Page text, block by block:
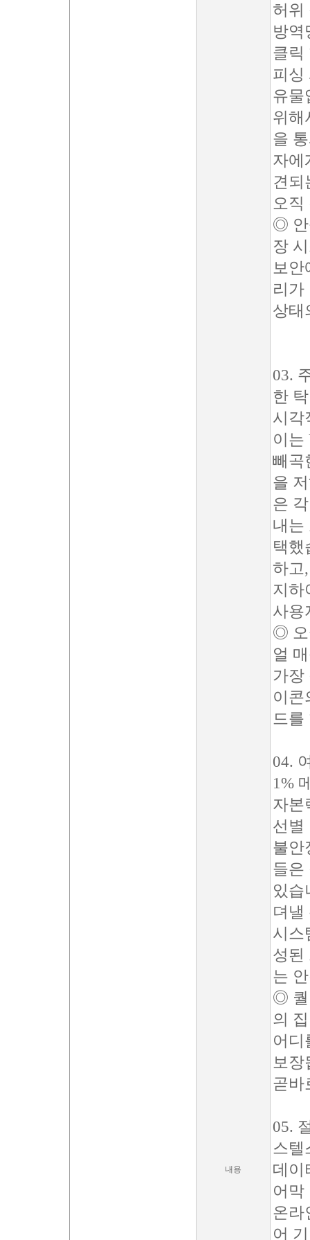
내용
허위
방역
클릭
피싱
유물
위해
을
자에
견되
오직
◎ 안
장
보
리가
상태
03.
한
시각
이는
빼곡
을
은
내는
택했
하고
지하
사용
◎ 오
얼
가장
이콘
드
04.
1%
자본
선별
불안
들은
있습
뎌낼
시스
성된
는
◎ 퀄
의
어디
보
곧바
05.
스텔
데이
어막
온라
어